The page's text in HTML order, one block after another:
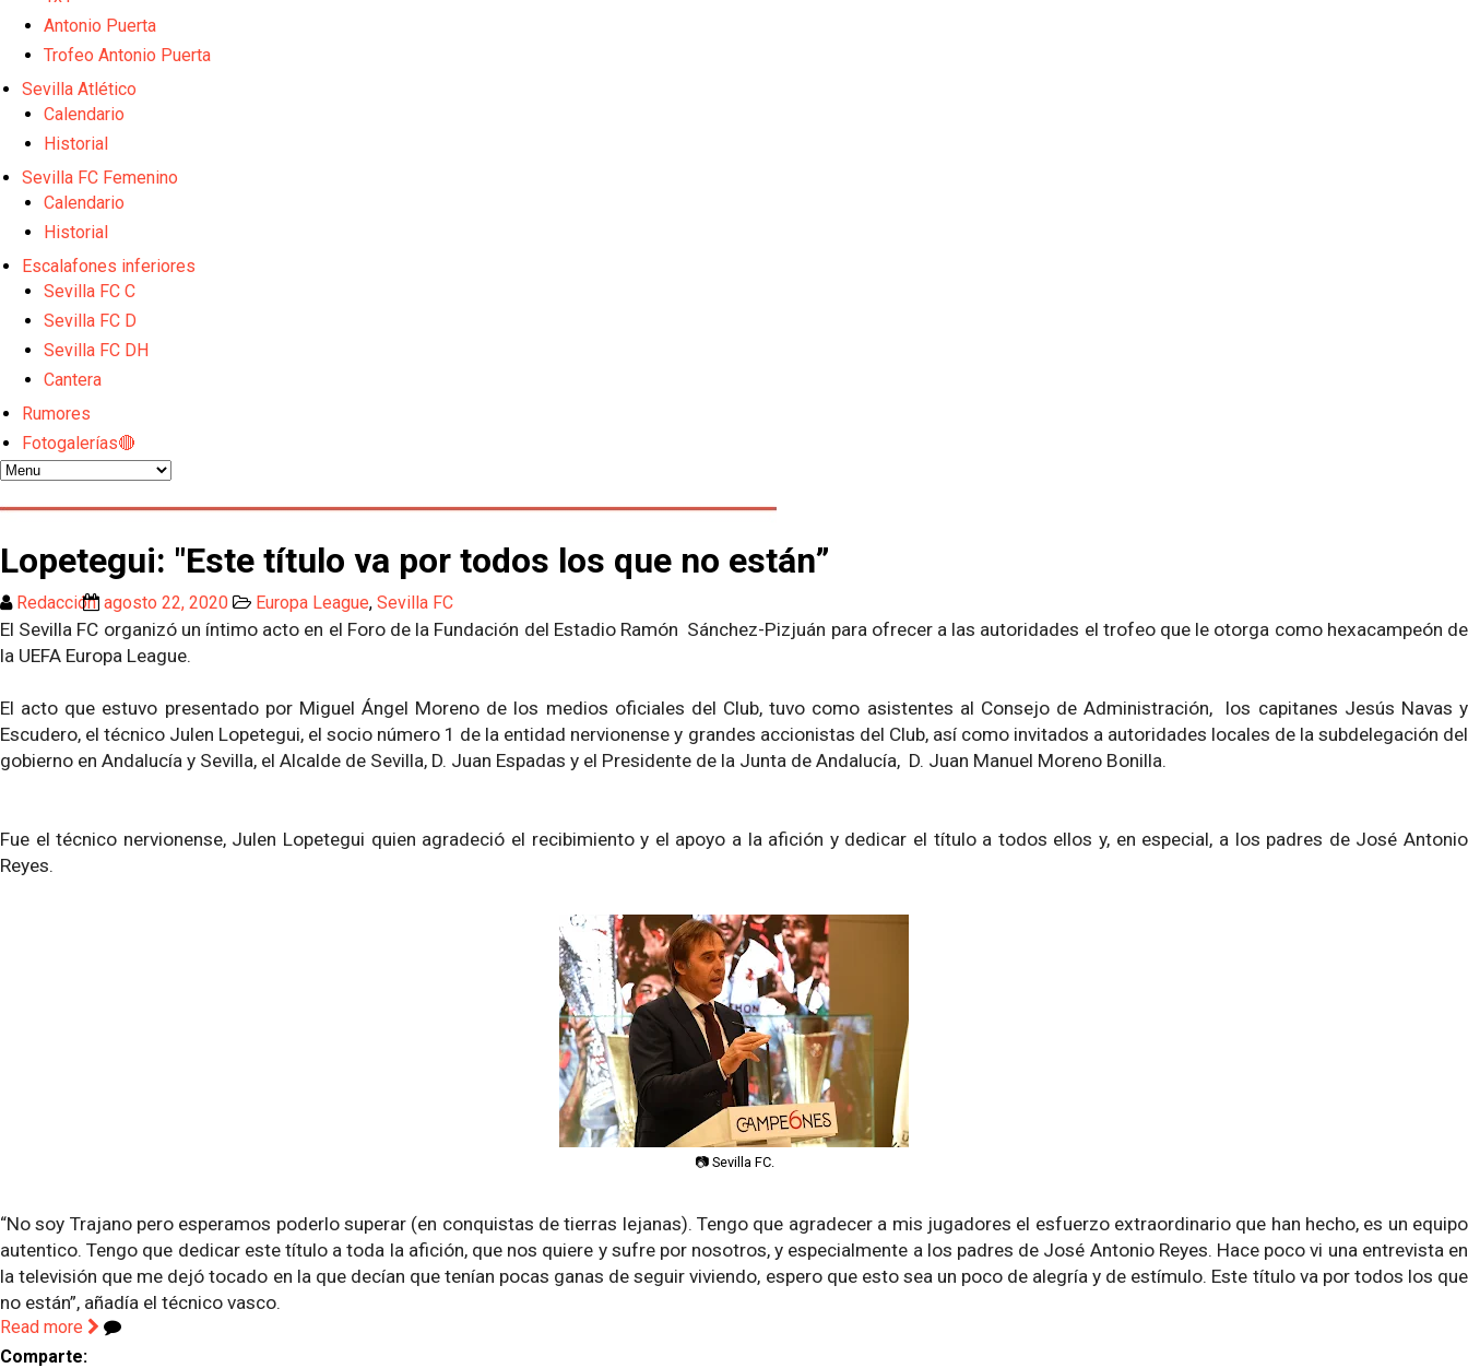
Opinión | "Carta abierta a Alberto Flores" por Rafa García
El Sevilla oficializa el traspaso de Sow
Diomande ya es madridista mientras Rodri agita el mercado
Antonio Puerta
Trofeo Antonio Puerta
Sevilla Atlético
Calendario
Historial
Sevilla FC Femenino
Calendario
Historial
Escalafones inferiores
Sevilla FC C
Sevilla FC D
Sevilla FC DH
Cantera
Rumores
Fotogalerías🔴
Lopetegui: "Este título va por todos los que no están”
Redacción agosto 22, 2020 Europa League, Sevilla FC
El Sevilla FC organizó un íntimo acto en el Foro de la Fundación del Estadio Ramón Sánchez-Pizjuán para ofrecer a las autoridades el trofeo que le otorga como hexacampeón de
la UEFA Europa League.
El acto que estuvo presentado por Miguel Ángel Moreno de los medios oficiales del Club, tuvo como asistentes al Consejo de Administración, los capitanes Jesús Navas y
Escudero, el técnico Julen Lopetegui, el socio número 1 de la entidad nervionense y grandes accionistas del Club, así como invitados a autoridades locales de la subdelegación del
gobierno en Andalucía y Sevilla, el Alcalde de Sevilla, D. Juan Espadas y el Presidente de la Junta de Andalucía, D. Juan Manuel Moreno Bonilla.
Fue el técnico nervionense, Julen Lopetegui quien agradeció el recibimiento y el apoyo a la afición y dedicar el título a todos ellos y, en especial, a los padres de José Antonio
Reyes.
📷 Sevilla FC.
“No soy Trajano pero esperamos poderlo superar (en conquistas de tierras lejanas). Tengo que agradecer a mis jugadores el esfuerzo extraordinario que han hecho, es un equipo
autentico. Tengo que dedicar este título a toda la afición, que nos quiere y sufre por nosotros, y especialmente a los padres de José Antonio Reyes. Hace poco vi una entrevista en
la televisión que me dejó tocado en la que decían que tenían pocas ganas de seguir viviendo, espero que esto sea un poco de alegría y de estímulo. Este título va por todos los que
no están”, añadía el técnico vasco.
Read more
Comparte: